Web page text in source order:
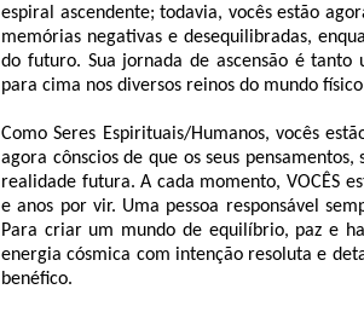
espiral ascendente; todavia, vocês estão
memórias negativas e desequilibradas,
do futuro. Sua jornada de ascensão é
para cima nos diversos reinos do mundo
Como Seres Espirituais/Humanos, vocês
agora cônscios de que os seus
realidade futura. A cada momento, VOCÊS
e anos por vir. Uma pessoa responsável
Para criar um mundo de equilíbrio, paz e
energia cósmica com intenção resoluta e
benéfico.